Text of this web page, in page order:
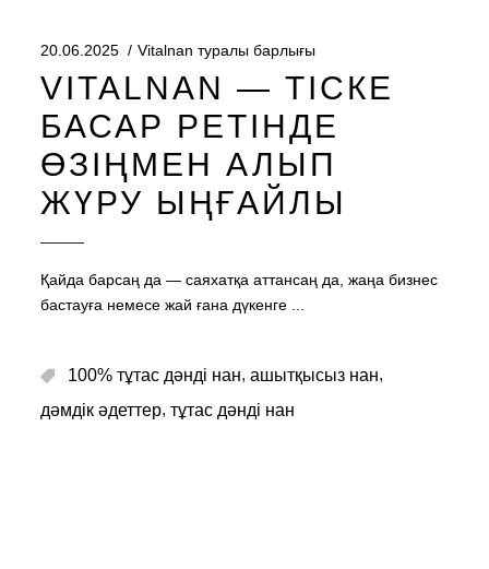
20.06.2025 Vitalnan туралы барлығы
VITALNAN — ТІСКЕ
БАСАР РЕТІНДЕ
ӨЗІҢМЕН АЛЫП
ЖҮРУ ЫҢҒАЙЛЫ
Қайда барсаң да — саяхатқа аттансаң да, жаңа бизнес
бастауға немесе жай ғана дүкенге
100% тұтас дәнді нан, ашытқысыз нан,
дәмдік әдеттер, тұтас дәнді нан